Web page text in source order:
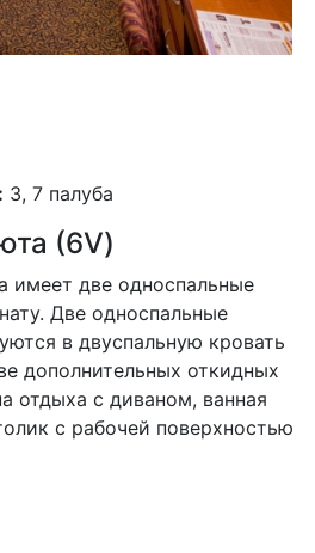
3, 7 палуба
(6V)
имеет две односпальные
Две односпальные
в двуспальную кровать
дополнительных откидных
отдыха с диваном, ванная
с рабочей поверхностью